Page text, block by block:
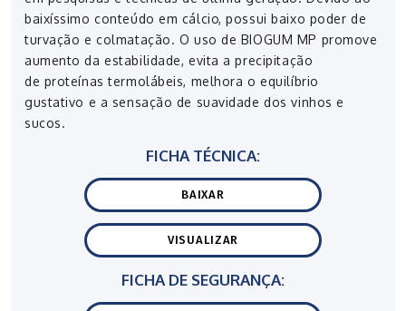
baixíssimo conteúdo em cálcio, possui baixo poder de
turvação e colmatação. O uso de BIOGUM MP promove
aumento da estabilidade, evita a precipitação
de proteínas termolábeis, melhora o equilíbrio
gustativo e a sensação de suavidade dos vinhos e
sucos.
FICHA TÉCNICA:
BAIXAR
VISUALIZAR
FICHA DE SEGURANÇA: